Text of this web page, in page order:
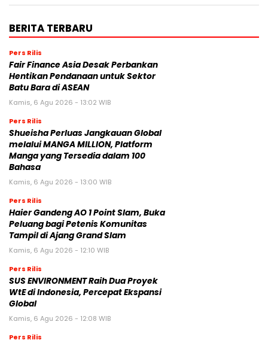
BERITA TERBARU
Pers Rilis
Fair Finance Asia Desak Perbankan
Hentikan Pendanaan untuk Sektor
Batu Bara di ASEAN
Kamis, 6 Agu 2026 - 13:02 WIB
Pers Rilis
Shueisha Perluas Jangkauan Global
melalui MANGA MILLION, Platform
Manga yang Tersedia dalam 100
Bahasa
Kamis, 6 Agu 2026 - 13:00 WIB
Pers Rilis
Haier Gandeng AO 1 Point Slam, Buka
Peluang bagi Petenis Komunitas
Tampil di Ajang Grand Slam
Kamis, 6 Agu 2026 - 12:10 WIB
Pers Rilis
SUS ENVIRONMENT Raih Dua Proyek
WtE di Indonesia, Percepat Ekspansi
Global
Kamis, 6 Agu 2026 - 12:08 WIB
Pers Rilis